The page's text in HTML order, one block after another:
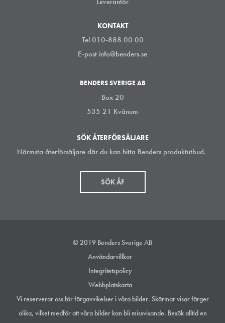
KONTAKT
Tel 010-888 00 00
E-post info@benders.se
BENDERS SVERIGE AB
Box 20
535 21 Kvänum
SÖK ÅTERFÖRSÄLJARE
Närmsta återförsäljare där du kan hitta Benders produktutbud.
SÖK ÅF
© 2019 Benders Sverige AB
Användarvillkor
Integritetspolicy
Webbplatskarta
Vi reserverar oss för färgavvikelser i våra bilder. Skärmar visar färger
olika, vilket medför att våra bilder kan bli missvisande. Besök alltid en